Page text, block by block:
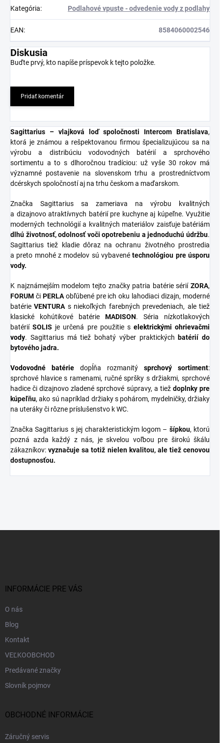
Kategória: Podlahové vpuste - odvedenie vody z podlahy
EAN: 8584060002546
Diskusia
Buďte prvý, kto napíše príspevok k tejto položke.
Pridať komentár
Sagittarius – vlajková loď spoločnosti Intercom Bratislava,
ktorá je známou a rešpektovanou firmou špecializujúcou sa na
výrobu a distribúciu vodovodných batérií a sprchového
sortimentu a to s dlhoročnou tradíciou: už vyše 30 rokov má
významné postavenie na slovenskom trhu a prostredníctvom
dcérskych spoločností aj na trhu českom a maďarskom.
Značka Sagittarius sa zameriava na výrobu kvalitných
a dizajnovo atraktívnych batérií pre kuchyne aj kúpeľne. Využitie
moderných technológií a kvalitných materiálov zaisťuje batériám
dlhú životnosť, odolnosť voči opotrebeniu a jednoduchú údržbu.
Sagittarius tiež kladie dôraz na ochranu životného prostredia
a preto mnohé z modelov sú vybavenétechnológiou pre úsporu
vody.
K najznámejším modelom tejto značky patria batérie sérií ZORA,
FORUM či PERLAobľúbené pre ich oku lahodiaci dizajn, moderné
batérieVENTURAs niekoľkých farebných prevedeniach, ale tiež
klasické kohútikové batérie MADISON. Séria nízkotlakových
batériíSOLIS je určená pre použitie s elektrickými ohrievačmi
vody. Sagittarius má tiež bohatý výber praktických batérií do
bytového jadra.
Vodovodné batérie dopĺňa rozmanitý sprchový sortiment:
sprchové hlavice s ramenami, ručné spršky s držiakmi, sprchové
hadice či dizajnovo zladené sprchové súpravy, a tiež doplnky pre
kúpeľňu, ako sú napríklad držiaky s pohárom, mydelničky, držiaky
na uteráky či rôzne príslušenstvo k WC.
Značka Sagittarius s jej charakteristickým logom – šípkou, ktorú
pozná azda každý z nás, je skvelou voľbou pre širokú škálu
zákazníkov:vyznačuje sa totiž nielen kvalitou, ale tiež cenovou
dostupnosťou.
INFORMÁCIE PRE VÁS
O nás
Blog
Kontakt
VEĽKOOBCHOD
Predávané značky
Slovník pojmov
OBCHODNÉ INFORMÁCIE
Záručný servis